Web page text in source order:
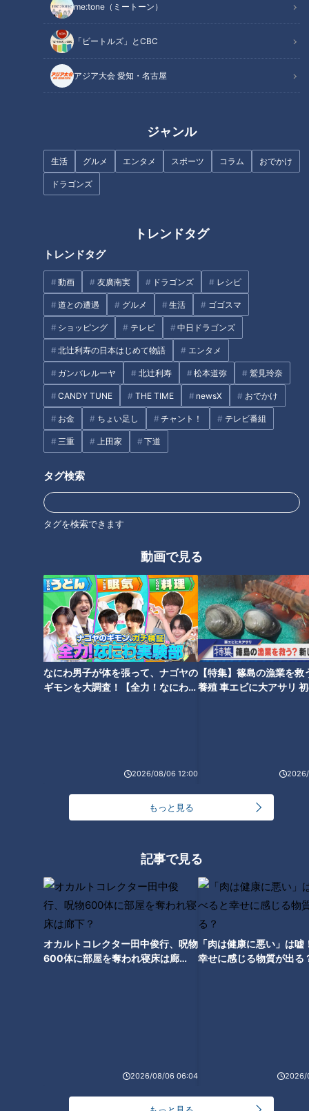
me:tone（ミートーン）
「ビートルズ」とCBC
アジア大会 愛知・名古屋
ジャンル
生活 グルメ エンタメ スポーツ コラム おでかけ
ドラゴンズ
トレンドタグ
トレンドタグ
動画 友廣南実 ドラゴンズ レシピ
道との遭遇 グルメ 生活 ゴゴスマ
ショッピング テレビ 中日ドラゴンズ
北辻利寿の日本はじめて物語 エンタメ
ガンバレルーヤ 北辻利寿 松本道弥 鷲見玲奈
CANDY TUNE THE TIME newsX おでかけ
お金 ちょい足し チャント！ テレビ番組
三重 上田家 下道
タグ検索
タグを検索できます
動画で見る
なにわ男子が体を張って、ナゴヤの
ギモンを大調査！【全力！なにわ実
2026/08/06 12:00
【特集】篠島の漁業を救
養殖 車エビに大アサリ
もっと見る
記事で見る
オカルトコレクター田中俊行、呪物
600体に部屋を奪われ寝床は廊
2026/08/06 06:04
「肉は健康に悪い」は嘘
幸せに感じる物質が出る
2026/
糖尿病の基礎知識
なぜ血糖値が高くなる？キーワードは「インスリン」
糖尿病の原因①「内臓脂肪」
糖尿病の原因②「早食い」
糖尿病の原因③「筋肉」
オススメ関連コンテンツ
・糖尿病ってどんな病気？
が上手く使われずに余ってしまい、血液中の糖の濃度「血糖
値」が高くなる病気です。血糖値の高い状態が続くと糖は有害
な物質に変化し、血管を傷つけて詰まりやすくなります。その
ため、心筋梗塞や脳梗塞などの命に関わる病気や、失明、腎機
能障害、足の壊疽などさまざまな合併症につながってしまいま
・糖尿病の種類
糖尿病は、「1型」「2型」の2種類に分かれます。今回は、主
に生活習慣が原因で起こり、患者の95%を占める2型糖尿病に
ついて詳しくご紹介していきます。
「1型」
◎25歳以下で発症する事が多い
「2型」
◎成人特に40代以降に発症する事が多い
◎生活習慣の乱れが主な原因
◎患者の95%を占める
なぜ血糖値が高くなる？キーワードは「インスリ
ように細胞や筋肉に運ぶ役割があり、正常に働けば甘い物を食
べても糖分は消費され血糖値は上がりません。しかし、何らか
の原因でインスリンの分泌量が減ったり、効きにくくなったり
糖尿病の原因①「内臓脂肪」
脂肪には、皮下脂肪と内臓脂肪の2種類があり、糖尿病の主な
原因となるのが内臓脂肪です。内臓脂肪は、インスリンの働き
を邪魔するため糖が使われず血糖値が高くなります。すると、
糖尿病の原因②「早食い」